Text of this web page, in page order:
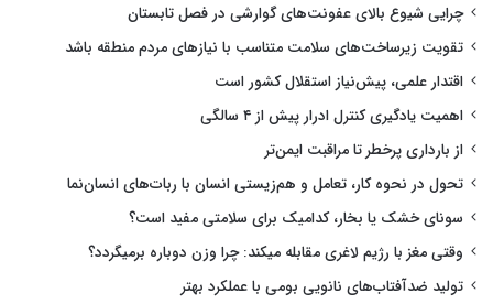
چرایی شیوع بالای عفونت‌های گوارشی در فصل تابستان
تقویت زیرساخت‌های سلامت متناسب با نیازهای مردم منطقه باشد
اقتدار علمی، پیش‌نیاز استقلال کشور است
اهمیت یادگیری کنترل ادرار پیش از ۴ سالگی
از بارداری پرخطر تا مراقبت ایمن‌تر
تحول در نحوه کار، تعامل و هم‌زیستی انسان با ربات‌های انسان‌نما
سونای خشک یا بخار، کدامیک برای سلامتی مفید است؟
وقتی مغز با رژیم لاغری مقابله میکند: چرا وزن دوباره برمیگردد؟
تولید ضدآفتاب‌های نانویی بومی با عملکرد بهتر